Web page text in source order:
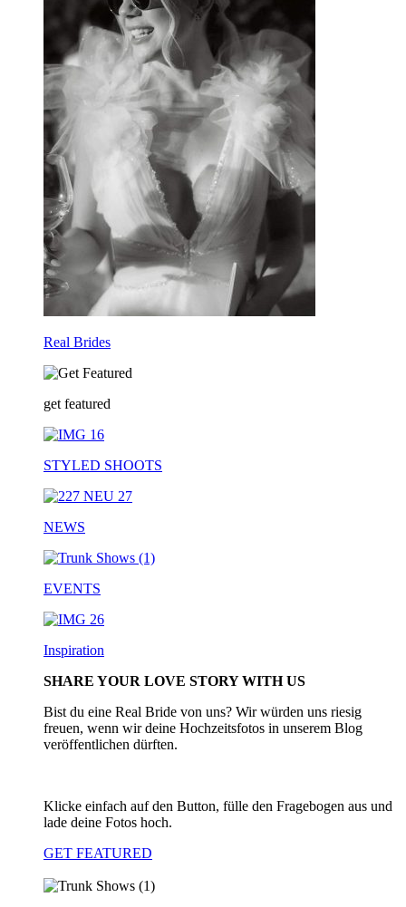
Real Brides
get featured
STYLED SHOOTS
NEWS
EVENTS
Inspiration
SHARE YOUR LOVE STORY WITH US
Bist du eine Real Bride von uns? Wir würden uns riesig
freuen, wenn wir deine Hochzeitsfotos in unserem Blog
veröffentlichen dürften.
Klicke einfach auf den Button, fülle den Fragebogen aus und
lade deine Fotos hoch.
GET FEATURED